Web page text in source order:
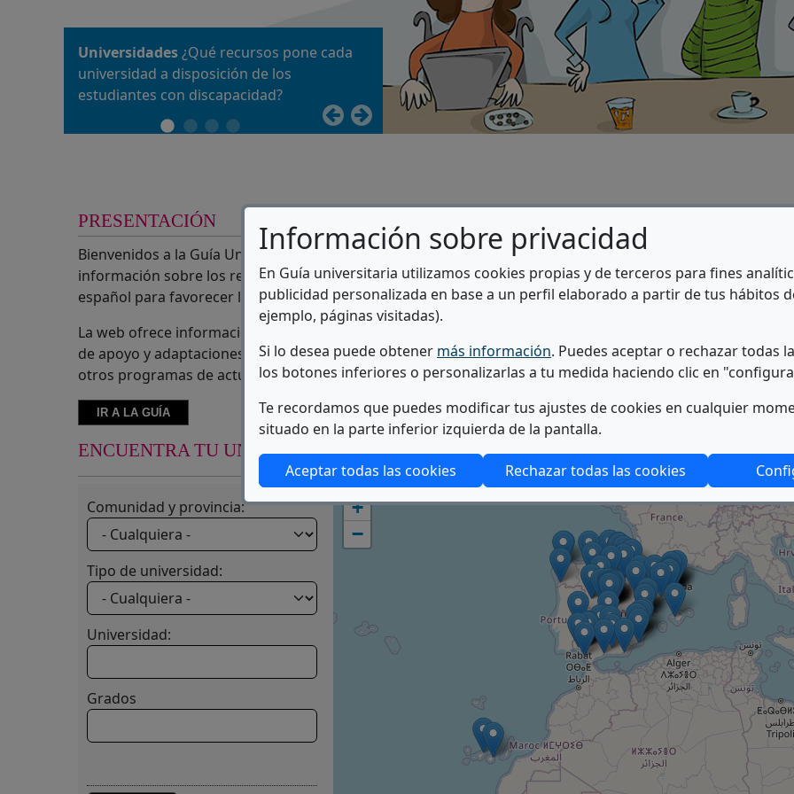
Información sobre privacidad
En Guía universitaria utilizamos cookies propias y de terceros para fines
publicidad personalizada en base a un perfil elaborado a partir de tus hábitos
ejemplo, páginas visitadas).
Si lo desea puede obtener más información. Puedes aceptar o rechazar todas
los botones inferiores o personalizarlas a tu medida haciendo clic en
Te recordamos que puedes modificar tus ajustes de cookies en cualquier
situado en la parte inferior izquierda de la pantalla.
Aceptar todas las cookies Rechazar todas las cookies
Universidades¿Qué recursos pone cada
universidad a disposición de los
estudiantes con discapacidad?
¿Qué es la Guía Universitaria para
Estudiantes con Discapacidad?
Otros recursos:becas y ayudas al estudio,
enlaces e informes sobre universidad y
discapacidad
¿Tienes alguna duda? Fundación ONCE -
Universidad y Discapacidad
PRESENTACIÓN
Bienvenidos a la Guía Universitaria para Estudiantes con Discapacidad, una web donde podéis encontrar
información sobre los recursos disponibles en las Universidades tanto públicas como privadas del
español para favorecer la inclusión de los/las universitarios/as con discapacidad.
La web ofrece información sobre la accesibilidad de los diferentes centros de las universidades, los
de apoyo y adaptaciones que se proporcionen tanto en las actividades de aprendizaje y evaluación, así
otros programas de actuación emprendidos por las universidades.
IR A LA GUÍA
ENCUENTRA TU UNIVERSIDAD BUSCADOR
Comunidad y provincia:
Tipo de universidad:
Universidad:
Grados
+
−